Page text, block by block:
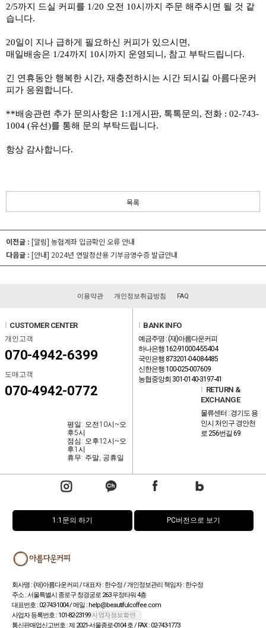
2/5까지 드실 커피를 1/20 오전 10시까지 주문 해주시면 될 것 같
습니다.
20일이 지나 급하게 필요하신 커피가 있으시면,
매일배송은 1/24까지 10시까지 운영되니, 참고 부탁드립니다.
긴 연휴동안 행복한 시간, 재충전하시는 시간 되시길 아름다운커
피가 응원합니다.
**배송관련 추가 문의사항은 1:1게시판, 톡톡문의, 전화 : 02-743-
1004 (유선)를 통해 문의 부탁드립니다.
항상 감사합니다.
목록
이전글 : [알림] 농협계좌 입금확인 오류 안내
다음글 : [안내] 2024년 연말정산용 기부금영수증 발급안내
이용약관 개인정보취급방침 FAQ
CUSTOMER CENTER
개인고객
070-4942-6399
도매고객
070-4942-0772
평일: 오전10시~오
후5시
점심: 오후12시~오
후1시
휴무: 주말, 공휴일
BANK INFO
예금주명 : (재)아름다운커피
하나은행 162-910004-55404
국민은행 873201-04-084485
신한은행 100-025-007609
농협중앙회 301-0140-3197-41
RETURN &
EXCHANGE
물류센터 : 경기도 용
인시 처인구 경안천
로 256번길 69
1:1문의 하기 PC버전으로 보기
회사명 : (재)아름다운커피 / 대표자 : 한수정 / 개인정보관리 책임자 : 한수정
주소 : 서울특별시 종로구 창경궁로 263 우정타워 4층
대표번호 : 02-743-1004 / 메일 : help@beautifulcoffee.com
사업자 등록번호 : 101-82-23199
통신판매업신고번호 : 제 2021-서울종로-0104 호 / FAX : 02-743-1773